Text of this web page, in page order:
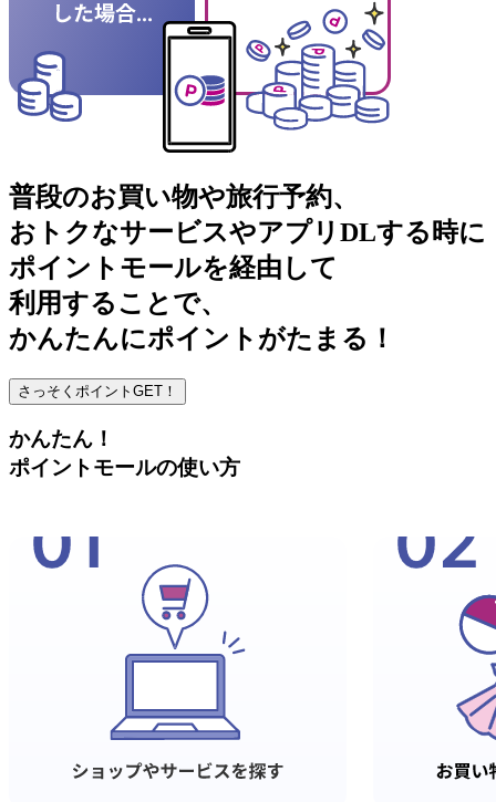
普段のお買い物や旅行予約、
おトクなサービスやアプリDLする時に
ポイントモールを経由して
利用することで、
かんたんにポイントがたまる！
さっそくポイントGET！
かんたん！
ポイントモールの使い方